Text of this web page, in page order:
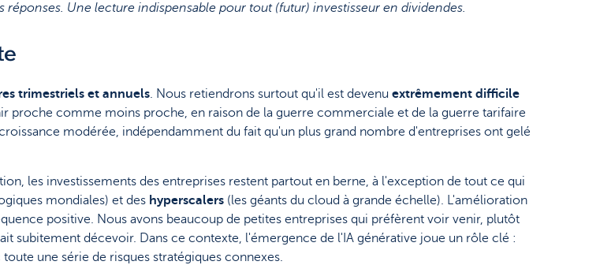
Une lecture indispensable pour tout (futur) investisseur en dividendes.
trimestriels et annuels. Nous retiendrons surtout qu'il est devenu extrêmement difficile
proche comme moins proche, en raison de la guerre commerciale et de la guerre tarifaire
modérée, indépendamment du fait qu'un plus grand nombre d'entreprises ont gelé
les investissements des entreprises restent partout en berne, à l'exception de tout ce qui
mondiales) et des hyperscalers (les géants du cloud à grande échelle). L'amélioration
positive. Nous avons beaucoup de petites entreprises qui préfèrent voir venir, plutôt
subitement décevoir. Dans ce contexte, l'émergence de l'IA générative joue un rôle clé :
toute une série de risques stratégiques connexes.